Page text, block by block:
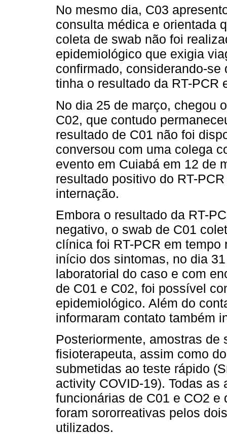
No mesmo dia, C03
consulta médica e orientada
coleta de swab não foi
epidemiológico que exigia
confirmado, considerando-
tinha o resultado da RT-PCR
No dia 25 de março, chegou
C02, que contudo
resultado de C01 não foi
conversou com uma colega
evento em Cuiabá em 12 de
resultado positivo do RT-
internação.
Embora o resultado da RT-
negativo, o swab de C01
clínica foi RT-PCR em
início dos sintomas, no dia
laboratorial do caso e com
de C01 e C02, foi possível
epidemiológico. Além do
informaram contato também
Posteriormente, amostras
fisioterapeuta, assim como
submetidas ao teste rápido
activity COVID-19). Todas
funcionárias de C01 e CO2
foram sororreativas pelos
utilizados.